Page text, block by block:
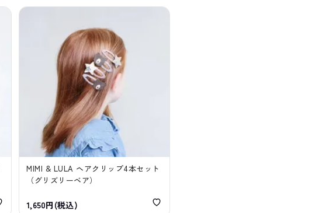
MIMI & LULA ヘアクリップ4本セット
（グリズリーベア）
1,650円(税込)